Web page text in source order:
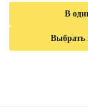
В
Выбрать